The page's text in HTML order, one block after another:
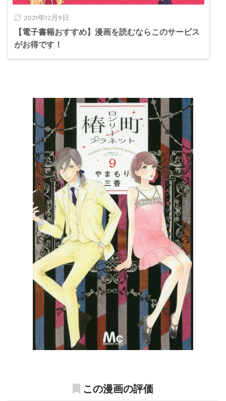
2021年12月9日
【電子書籍おすすめ】漫画を読むならこのサービス
がお得です！
この漫画の評価